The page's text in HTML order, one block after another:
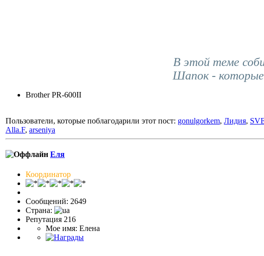
В этой теме
Шапок -
Brother PR-600II
Пользователи, которые поблагодарили этот пост: gonulgorkem, Лидия,
Alla.F, arseniya
Еля
Координатор
Сообщений: 2649
Страна:
Репутация 216
Мое имя: Елена